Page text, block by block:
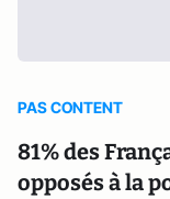
PAS CONTENT
81% des
opposés à la